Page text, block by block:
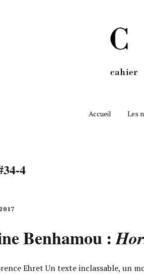
Accueil Les
4
Benhamou :
Ehret Un texte inclassable, un